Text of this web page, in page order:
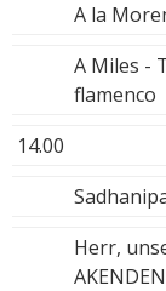
A la
A Miles -
flamenco
14.00
Herr,